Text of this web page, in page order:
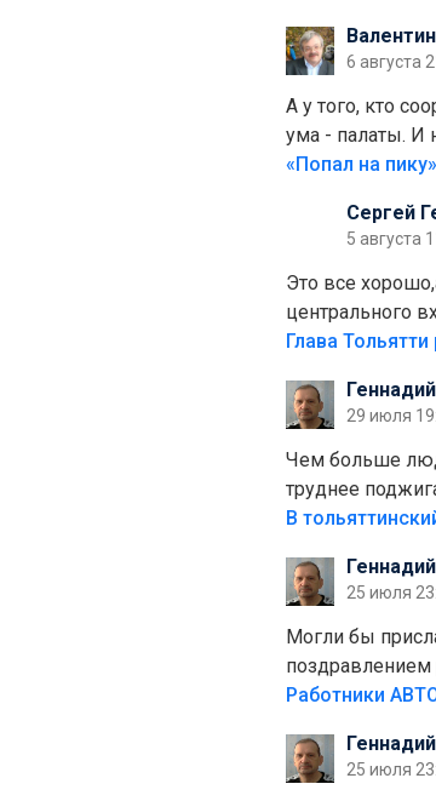
6 августа
А у того, кто
ума - палаты. И
срезать
Сергей
5 августа
Это все
центрального
кафе"Мираж" к
плитки не
лежала в парке
29 июля
Чем больше
труднее
пожар.Тех кто
полно
равно едут в
25 июля
Могли бы
поздравлением
больше сорока
Работники
25 июля